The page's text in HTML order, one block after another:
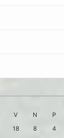
V N P
18 8 4